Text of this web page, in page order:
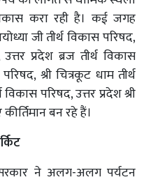
करा रही है। कई जगह
जी तीर्थ विकास परिषद,
प्रदेश ब्रज तीर्थ विकास
श्री चित्रकूट धाम तीर्थ
परिषद, उत्तर प्रदेश श्री
बन रहे हैं।
ने अलग-अलग पर्यटन